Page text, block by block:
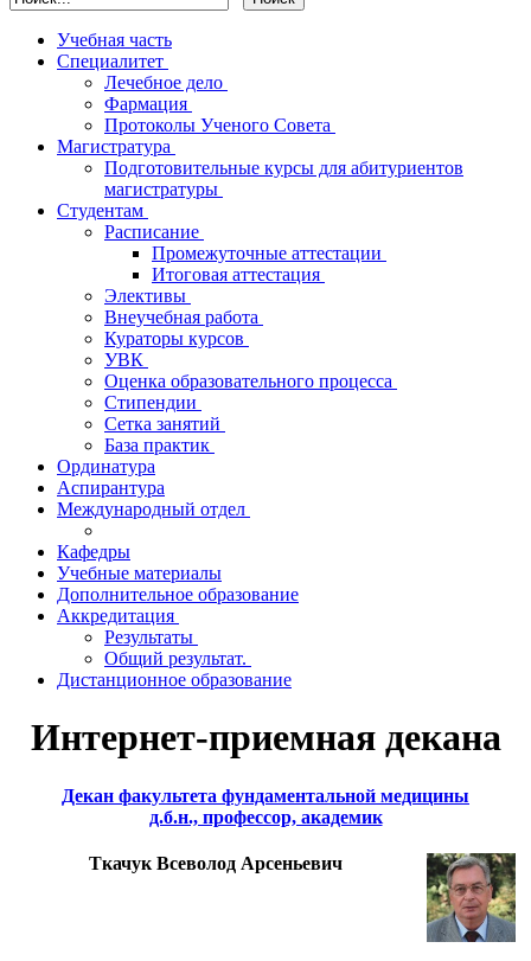
Учебная часть
Специалитет
Лечебное дело
Фармация
Протоколы Ученого Совета
Магистратура
Подготовительные курсы для абитуриентов
магистратуры
Студентам
Расписание
Промежуточные аттестации
Итоговая аттестация
Элективы
Внеучебная работа
Кураторы курсов
УВК
Оценка образовательного процесса
Стипендии
Сетка занятий
База практик
Ординатура
Аспирантура
Международный отдел
Кафедры
Учебные материалы
Дополнительное образование
Аккредитация
Результаты
Общий результат.
Дистанционное образование
Интернет-приемная декана
Декан факультета фундаментальной медицины
д.б.н., профессор, академик
Ткачук Всеволод Арсеньевич